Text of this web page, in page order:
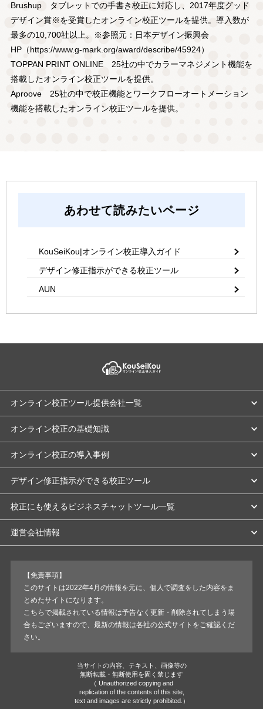
Brushup タブレットでの手書き校正に対応し、2017年度グッド
デザイン賞※を受賞したオンライン校正ツールを提供。導入数が
最多の10,700社以上。※参照元：日本デザイン振興会
HP（https://www.g-mark.org/award/describe/45924）
TOPPAN PRINT ONLINE 25社の中でカラーマネジメント機能を
搭載したオンライン校正ツールを提供。
Aproove 25社の中で校正機能とワークフローオートメーション
機能を搭載したオンライン校正ツールを提供。
あわせて読みたいページ
KouSeiKou|オンライン校正導入ガイド
デザイン修正指示ができる校正ツール
AUN
オンライン校正ツール提供会社一覧
オンライン校正の基礎知識
オンライン校正の導入事例
デザイン修正指示ができる校正ツール
校正にも使えるビジネスチャットツール一覧
運営会社情報
【免責事項】
このサイトは2022年4月の情報を元に、個人で調査をした内容をま
とめたサイトになります。
こちらで掲載されている情報は予告なく更新・削除されてしまう場
合もございますので、最新の情報は各社の公式サイトをご確認くだ
さい。
当サイトの内容、テキスト、画像等の
無断転載・無断使用を固く禁じます
（ Unauthorized copying and
replication of the contents of this site,
text and images are strictly prohibited.）